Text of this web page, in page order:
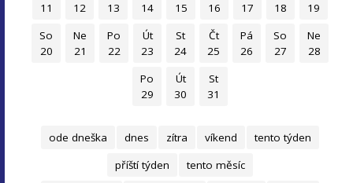
11
12
13
14
15
16
17
18
19
So
20
Ne
21
Po
22
Út
23
St
24
Čt
25
Pá
26
So
27
Ne
28
Po
29
Út
30
St
31
ode dneška dnes zítra víkend
tento týden
příští týden
tento měsíc